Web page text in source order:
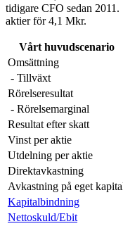
tidigare CFO sedan
aktier för 4,1 Mkr.
Vårt huvudscenario
Omsättning
- Tillväxt
Rörelseresultat
- Rörelsemarginal
Resultat efter skatt
Vinst per aktie
Utdelning per aktie
Direktavkastning
Avkastning på eget
Kapitalbindning
Nettoskuld/Ebit